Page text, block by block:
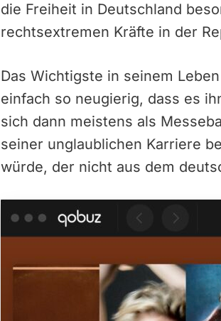
die Freiheit in Deutschland
rechtsextremen Kräfte in der
Das Wichtigste in seinem
einfach so neugierig, dass es
sich dann meistens als
seiner unglaublichen Karriere
würde, der nicht aus dem